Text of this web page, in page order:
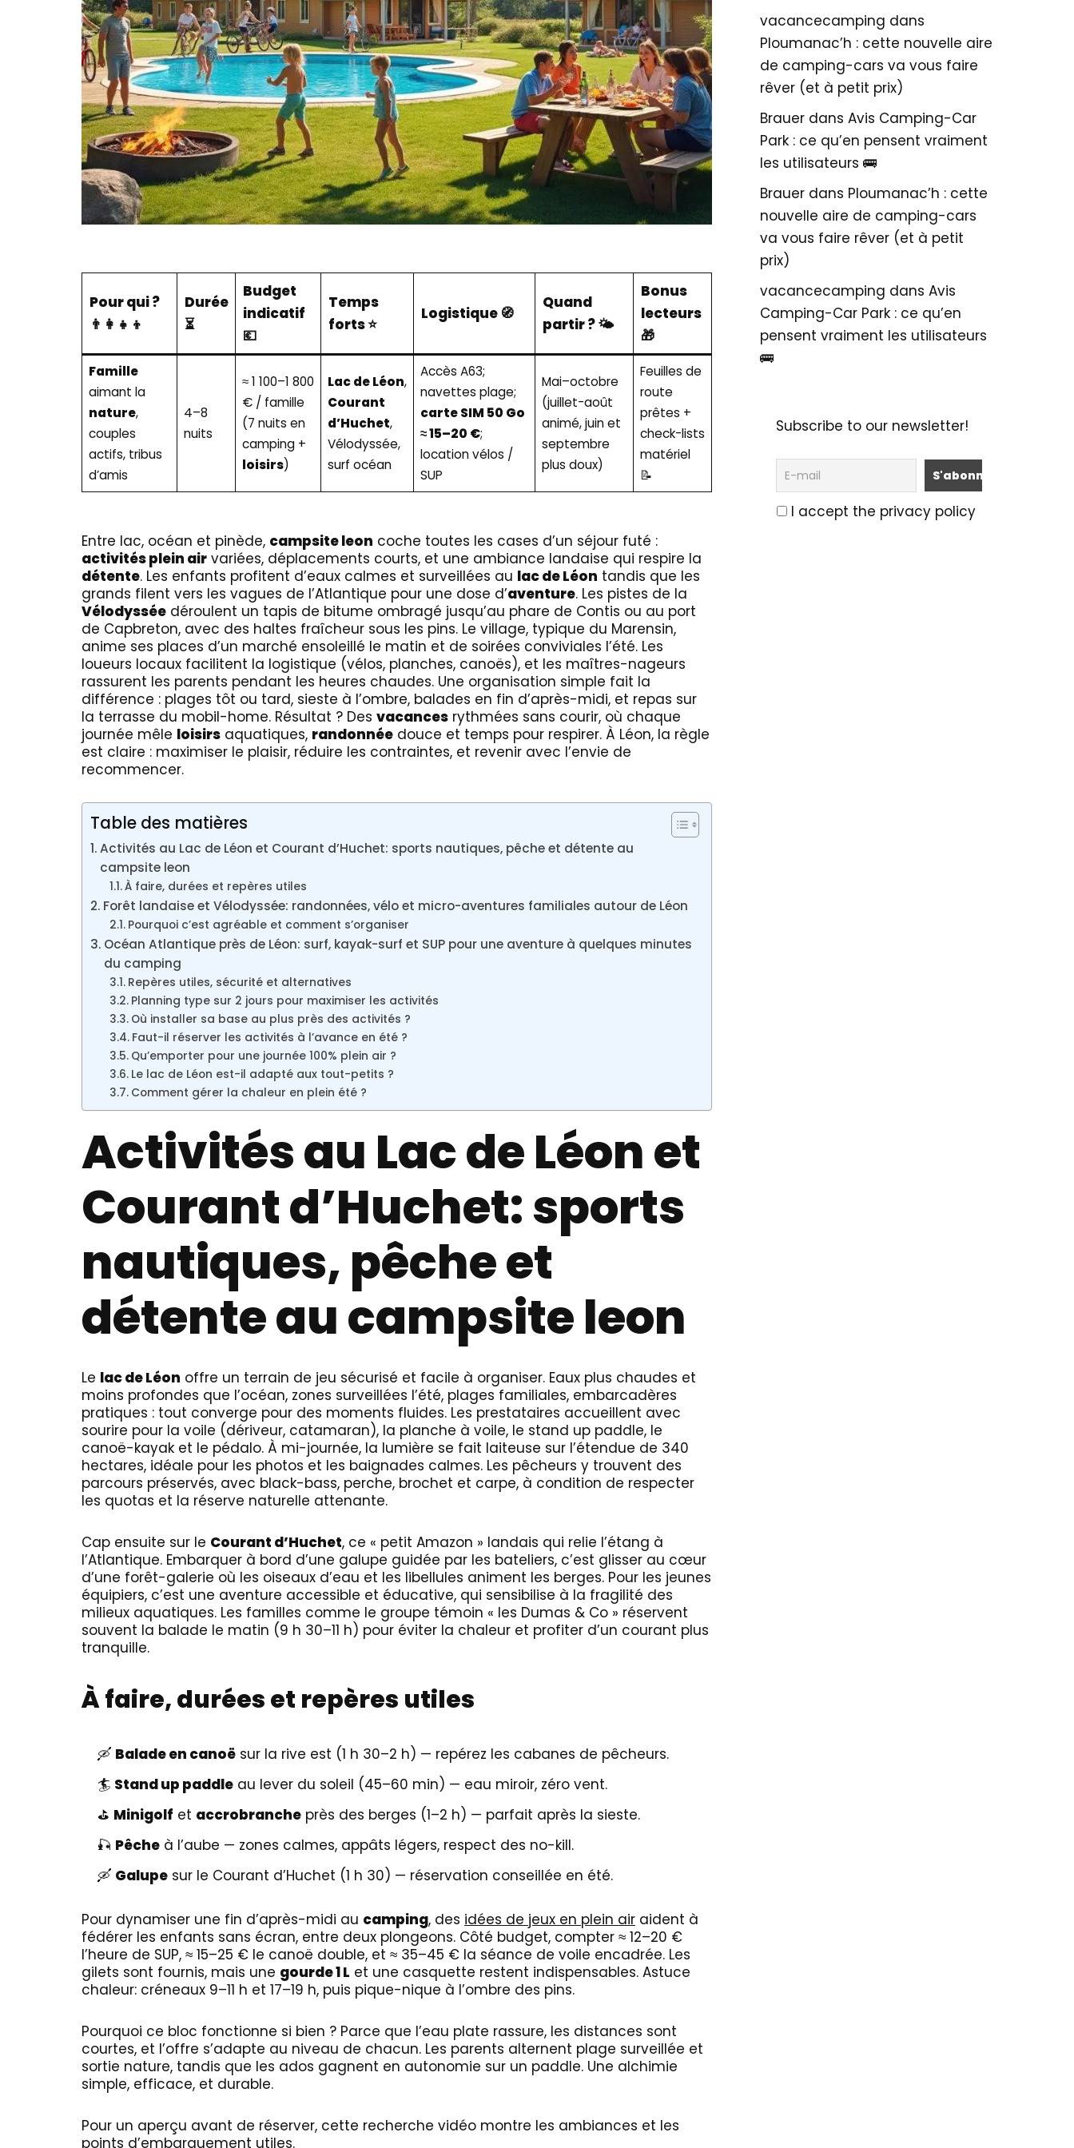
Pour qui ?
👨‍👩‍👧‍👦
Durée
⏳
Budget
indicatif
💶
Temps
forts ⭐
Logistique 🧭
Quand
partir ? 🌤️
Bonus
lecteurs
🎁
Famille
aimant la
nature,
couples
actifs, tribus
d’amis
4–8
nuits
≈ 1 100–1 800
€ / famille
(7 nuits en
camping +
loisirs)
Lac de Léon,
Courant
d’Huchet,
Vélodyssée,
surf océan
Accès A63;
navettes plage;
carte SIM 50 Go
≈ 15–20 €;
location vélos /
SUP
Mai–octobre
(juillet-août
animé, juin et
septembre
plus doux)
Feuilles de
route
prêtes +
check-lists
matériel
📝
Entre lac, océan et pinède, campsite leon coche toutes les cases d’un séjour futé :
activités plein air variées, déplacements courts, et une ambiance landaise qui respire la
détente. Les enfants profitent d’eaux calmes et surveillées au lac de Léon tandis que les
grands filent vers les vagues de l’Atlantique pour une dose d’aventure. Les pistes de la
Vélodyssée déroulent un tapis de bitume ombragé jusqu’au phare de Contis ou au port
de Capbreton, avec des haltes fraîcheur sous les pins. Le village, typique du Marensin,
anime ses places d’un marché ensoleillé le matin et de soirées conviviales l’été. Les
loueurs locaux facilitent la logistique (vélos, planches, canoës), et les maîtres-nageurs
rassurent les parents pendant les heures chaudes. Une organisation simple fait la
différence : plages tôt ou tard, sieste à l’ombre, balades en fin d’après-midi, et repas sur
la terrasse du mobil-home. Résultat ? Des vacances rythmées sans courir, où chaque
journée mêle loisirs aquatiques, randonnée douce et temps pour respirer. À Léon, la règle
est claire : maximiser le plaisir, réduire les contraintes, et revenir avec l’envie de
recommencer.
Table des matières
Activités au Lac de Léon et Courant d’Huchet: sports nautiques, pêche et détente au
campsite leon
À faire, durées et repères utiles
Forêt landaise et Vélodyssée: randonnées, vélo et micro-aventures familiales autour de Léon
Pourquoi c’est agréable et comment s’organiser
Océan Atlantique près de Léon: surf, kayak-surf et SUP pour une aventure à quelques minutes
du camping
Repères utiles, sécurité et alternatives
Planning type sur 2 jours pour maximiser les activités
Où installer sa base au plus près des activités ?
Faut-il réserver les activités à l’avance en été ?
Qu’emporter pour une journée 100% plein air ?
Le lac de Léon est-il adapté aux tout-petits ?
Comment gérer la chaleur en plein été ?
Activités au Lac de Léon et
Courant d’Huchet: sports
nautiques, pêche et
détente au campsite leon
Le lac de Léon offre un terrain de jeu sécurisé et facile à organiser. Eaux plus chaudes et
moins profondes que l’océan, zones surveillées l’été, plages familiales, embarcadères
pratiques : tout converge pour des moments fluides. Les prestataires accueillent avec
sourire pour la voile (dériveur, catamaran), la planche à voile, le stand up paddle, le
canoë-kayak et le pédalo. À mi-journée, la lumière se fait laiteuse sur l’étendue de 340
hectares, idéale pour les photos et les baignades calmes. Les pêcheurs y trouvent des
parcours préservés, avec black-bass, perche, brochet et carpe, à condition de respecter
les quotas et la réserve naturelle attenante.
Cap ensuite sur le Courant d’Huchet, ce « petit Amazon » landais qui relie l’étang à
l’Atlantique. Embarquer à bord d’une galupe guidée par les bateliers, c’est glisser au cœur
d’une forêt-galerie où les oiseaux d’eau et les libellules animent les berges. Pour les jeunes
équipiers, c’est une aventure accessible et éducative, qui sensibilise à la fragilité des
milieux aquatiques. Les familles comme le groupe témoin « les Dumas & Co » réservent
souvent la balade le matin (9 h 30–11 h) pour éviter la chaleur et profiter d’un courant plus
tranquille.
À faire, durées et repères utiles
🛶 Balade en canoë sur la rive est (1 h 30–2 h) — repérez les cabanes de pêcheurs.
🏄 Stand up paddle au lever du soleil (45–60 min) — eau miroir, zéro vent.
⛳ Minigolf et accrobranche près des berges (1–2 h) — parfait après la sieste.
🎣 Pêche à l’aube — zones calmes, appâts légers, respect des no-kill.
🛶 Galupe sur le Courant d’Huchet (1 h 30) — réservation conseillée en été.
Pour dynamiser une fin d’après-midi au camping, des idées de jeux en plein air aident à
fédérer les enfants sans écran, entre deux plongeons. Côté budget, compter ≈ 12–20 €
l’heure de SUP, ≈ 15–25 € le canoë double, et ≈ 35–45 € la séance de voile encadrée. Les
gilets sont fournis, mais une gourde 1 L et une casquette restent indispensables. Astuce
chaleur: créneaux 9–11 h et 17–19 h, puis pique-nique à l’ombre des pins.
Pourquoi ce bloc fonctionne si bien ? Parce que l’eau plate rassure, les distances sont
courtes, et l’offre s’adapte au niveau de chacun. Les parents alternent plage surveillée et
sortie nature, tandis que les ados gagnent en autonomie sur un paddle. Une alchimie
simple, efficace, et durable.
Pour un aperçu avant de réserver, cette recherche vidéo montre les ambiances et les
points d’embarquement utiles.
vacancecamping dans
Ploumanac’h : cette nouvelle aire
de camping-cars va vous faire
rêver (et à petit prix)
Brauer dans Avis Camping-Car
Park : ce qu’en pensent vraiment
les utilisateurs 🚌
Brauer dans Ploumanac’h : cette
nouvelle aire de camping-cars
va vous faire rêver (et à petit
prix)
vacancecamping dans Avis
Camping-Car Park : ce qu’en
pensent vraiment les utilisateurs
🚌
Subscribe to our newsletter!
I accept the privacy policy